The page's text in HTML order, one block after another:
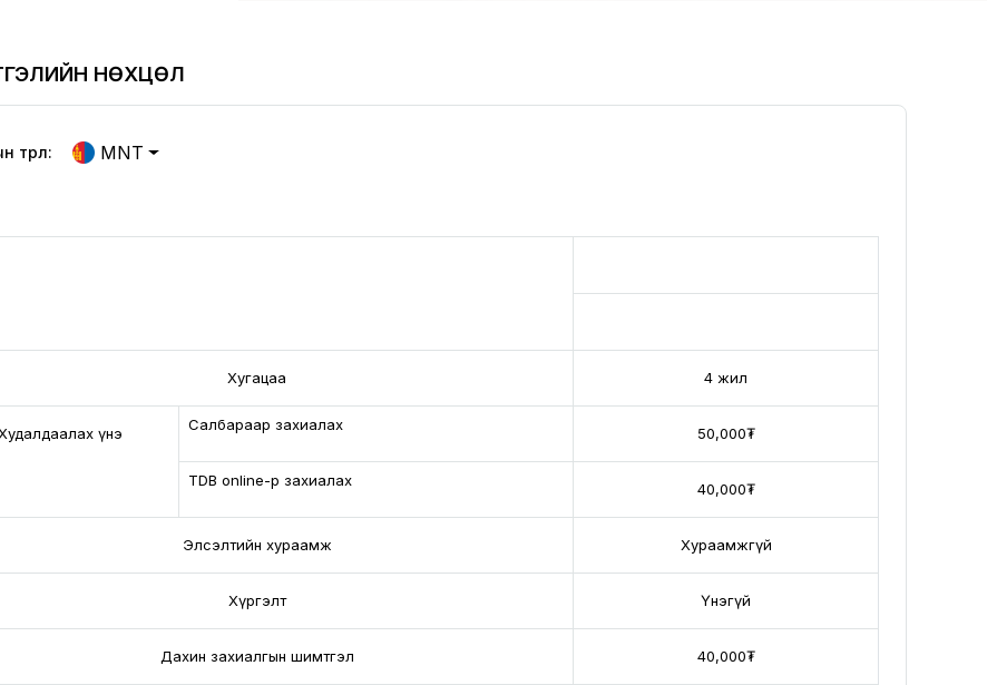
НӨХЦӨЛ
төрөл: MNT
Хугацаа 4 жил
үнэ Салбараар захиалах 50,000₮
TDB online-р захиалах 40,000₮
Элсэлтийн хураамж Хураамжгүй
Хүргэлт Үнэгүй
Дахин захиалгын шимтгэл 40,000₮